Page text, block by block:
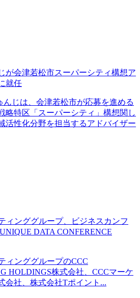
が会津若松市スーパーシティ構想ア
就任
んじは、会津若松市が応募を進める
略特区「スーパーシティ」構想関し
活性化分野を担当するアドバイザー
ィンググループ、ビジネスカンフ
DATA CONFERENCE
ィンググループのCCC
HOLDINGS株式会社、CCCマーケ
会社、株式会社Tポイント...